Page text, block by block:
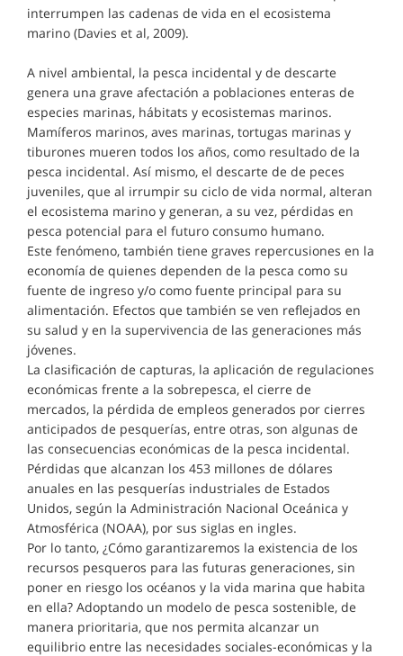
interrumpen las cadenas de vida en el ecosistema
marino (Davies et al, 2009).
A nivel ambiental, la pesca incidental y de descarte
genera una grave afectación a poblaciones enteras de
especies marinas, hábitats y ecosistemas marinos.
Mamíferos marinos, aves marinas, tortugas marinas y
tiburones mueren todos los años, como resultado de la
pesca incidental. Así mismo, el descarte de de peces
juveniles, que al irrumpir su ciclo de vida normal, alteran
el ecosistema marino y generan, a su vez, pérdidas en
pesca potencial para el futuro consumo humano.
Este fenómeno, también tiene graves repercusiones en la
economía de quienes dependen de la pesca como su
fuente de ingreso y/o como fuente principal para su
alimentación. Efectos que también se ven reflejados en
su salud y en la supervivencia de las generaciones más
jóvenes.
La clasificación de capturas, la aplicación de regulaciones
económicas frente a la sobrepesca, el cierre de
mercados, la pérdida de empleos generados por cierres
anticipados de pesquerías, entre otras, son algunas de
las consecuencias económicas de la pesca incidental.
Pérdidas que alcanzan los 453 millones de dólares
anuales en las pesquerías industriales de Estados
Unidos, según la Administración Nacional Oceánica y
Atmosférica (NOAA), por sus siglas en ingles.
Por lo tanto, ¿Cómo garantizaremos la existencia de los
recursos pesqueros para las futuras generaciones, sin
poner en riesgo los océanos y la vida marina que habita
en ella? Adoptando un modelo de pesca sostenible, de
manera prioritaria, que nos permita alcanzar un
equilibrio entre las necesidades sociales-económicas y la